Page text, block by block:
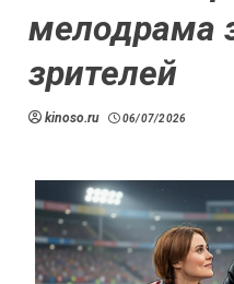
мелодрама
зрителей
kinoso.ru 06/07/2026